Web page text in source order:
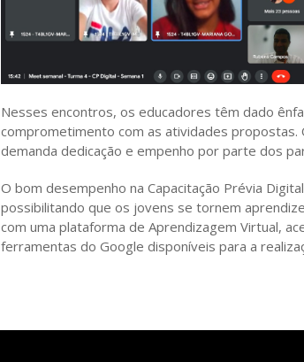
Nesses encontros, os educadores têm dado
comprometimento com as atividades
demanda dedicação e empenho por parte dos
O bom desempenho na Capacitação Prévia
possibilitando que os jovens se tornem
com uma plataforma de Aprendizagem Virtual,
ferramentas do Google disponíveis para a